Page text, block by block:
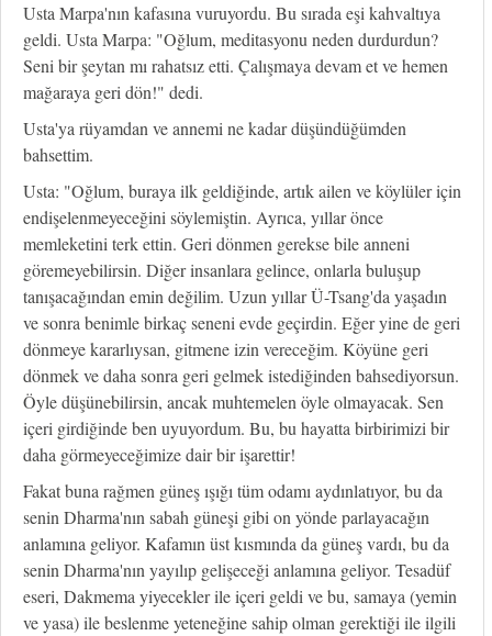
Usta Marpa'nın kafasına vuruyordu. Bu sırada eşi kahvaltıya
geldi. Usta Marpa: "Oğlum, meditasyonu neden durdurdun?
Seni bir şeytan mı rahatsız etti. Çalışmaya devam et ve hemen
mağaraya geri dön!" dedi.
Usta'ya rüyamdan ve annemi ne kadar düşündüğümden
bahsettim.
Usta: "Oğlum, buraya ilk geldiğinde, artık ailen ve köylüler için
endişelenmeyeceğini söylemiştin. Ayrıca, yıllar önce
memleketini terk ettin. Geri dönmen gerekse bile anneni
göremeyebilirsin. Diğer insanlara gelince, onlarla buluşup
tanışacağından emin değilim. Uzun yıllar Ü-Tsang'da yaşadın
ve sonra benimle birkaç seneni evde geçirdin. Eğer yine de geri
dönmeye kararlıysan, gitmene izin vereceğim. Köyüne geri
dönmek ve daha sonra geri gelmek istediğinden bahsediyorsun.
Öyle düşünebilirsin, ancak muhtemelen öyle olmayacak. Sen
içeri girdiğinde ben uyuyordum. Bu, bu hayatta birbirimizi bir
daha görmeyeceğimize dair bir işarettir!
Fakat buna rağmen güneş ışığı tüm odamı aydınlatıyor, bu da
senin Dharma'nın sabah güneşi gibi on yönde parlayacağın
anlamına geliyor. Kafamın üst kısmında da güneş vardı, bu da
senin Dharma'nın yayılıp gelişeceği anlamına geliyor. Tesadüf
eseri, Dakmema yiyecekler ile içeri geldi ve bu, samaya (yemin
ve yasa) ile beslenme yeteneğine sahip olman gerektiği ile ilgili